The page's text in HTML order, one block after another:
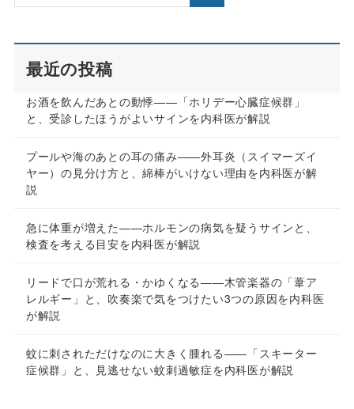
最近の投稿
お酒を飲んだあとの動悸——「ホリデー心臓症候群」
と、受診したほうがよいサインを内科医が解説
プールや海のあとの耳の痛み——外耳炎（スイマーズイ
ヤー）の見分け方と、綿棒がいけない理由を内科医が解
説
急に体重が増えた——ホルモンの病気を疑うサインと、
検査を考える目安を内科医が解説
リードで口が荒れる・かゆくなる——木管楽器の「葦ア
レルギー」と、吹奏楽で気をつけたい3つの原因を内科医
が解説
蚊に刺されただけなのに大きく腫れる——「スキーター
症候群」と、見逃せない蚊刺過敏症を内科医が解説